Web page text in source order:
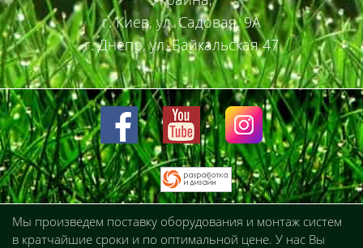
г. Киев, ул. Садовая, 9А
г. Днепр, ул. Байкальская 47
Мы произведем поставку оборудования и монтаж систем
в кратчайшие сроки и по оптимальной цене. У нас Вы